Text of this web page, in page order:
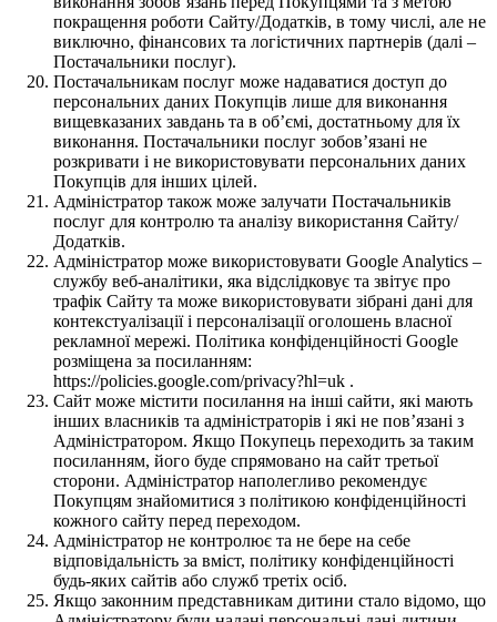
покращення роботи Сайту/Додатків, в тому числі, але не
виключно, фінансових та логістичних партнерів (далі –
Постачальники послуг).
Постачальникам послуг може надаватися доступ до
персональних даних Покупців лише для виконання
вищевказаних завдань та в об’ємі, достатньому для їх
виконання. Постачальники послуг зобов’язані не
розкривати і не використовувати персональних даних
Покупців для інших цілей.
Адміністратор також може залучати Постачальників
послуг для контролю та аналізу використання Сайту/
Додатків.
Адміністратор може використовувати Google Analytics –
службу веб-аналітики, яка відслідковує та звітує про
трафік Сайту та може використовувати зібрані дані для
контекстуалізації і персоналізації оголошень власної
рекламної мережі. Політика конфіденційності Google
розміщена за посиланням:
https://policies.google.com/privacy?hl=uk .
Сайт може містити посилання на інші сайти, які мають
інших власників та адміністраторів і які не пов’язані з
Адміністратором. Якщо Покупець переходить за таким
посиланням, його буде спрямовано на сайт третьої
сторони. Адміністратор наполегливо рекомендує
Покупцям знайомитися з політикою конфіденційності
кожного сайту перед переходом.
Адміністратор не контролює та не бере на себе
відповідальність за вміст, політику конфіденційності
будь-яких сайтів або служб третіх осіб.
Якщо законним представникам дитини стало відомо, що